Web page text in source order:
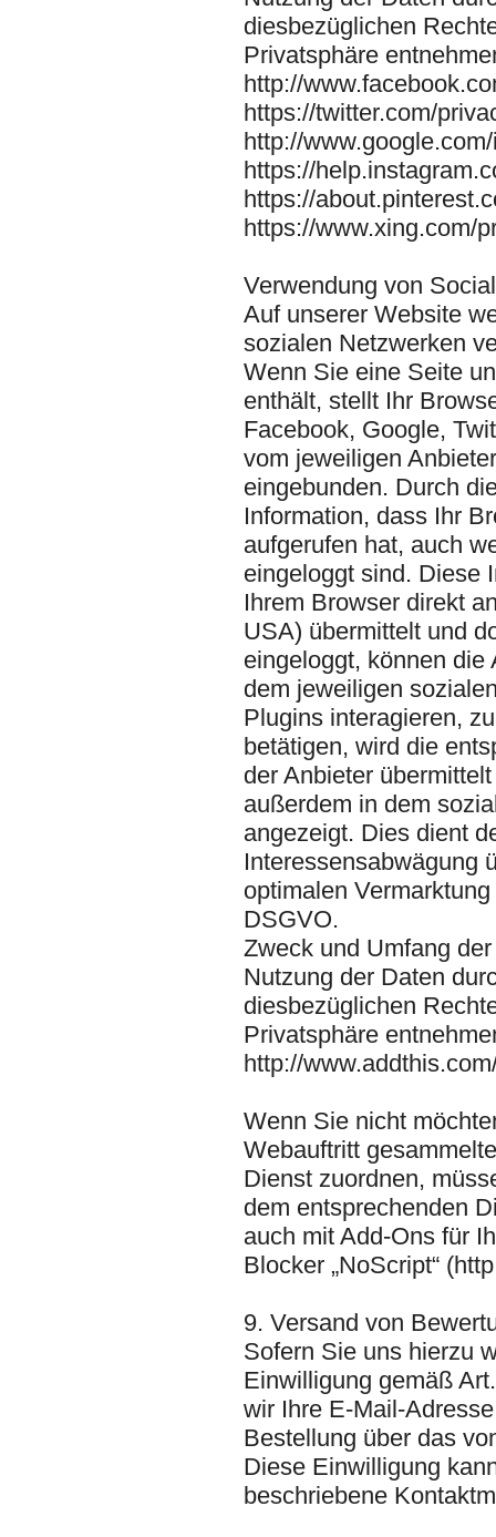
diesbezüglichen
Privatsphäre
http://
https://twitter.com/
http://
https://
https://
https://www.xing.com/
Verwendung von
Auf unserer Website
sozialen Netzwerken
Wenn Sie eine Seite
enthält, stellt Ihr
Facebook, Google,
vom jeweiligen
eingebunden. Durch
Information, dass Ihr
aufgerufen hat, auch
eingeloggt sind. Diese
Ihrem Browser direkt
USA) übermittelt und
eingeloggt, können
dem jeweiligen
Plugins interagieren,
betätigen, wird die
der Anbieter
außerdem in dem
angezeigt. Dies dient
Interessensabwägung
optimalen
DSGVO.
Zweck und Umfang
Nutzung der Daten
diesbezüglichen
Privatsphäre
http://
Wenn Sie nicht
Webauftritt
Dienst zuordnen,
dem entsprechenden
auch mit Add-Ons für
Blocker „NoScript“
9. Versand von
Sofern Sie uns hierzu
Einwilligung gemäß
wir Ihre E-Mail-
Bestellung über das
Diese Einwilligung
beschriebene